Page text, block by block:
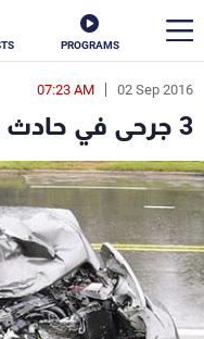
PROGRAMS
02 Sep 2016
07:23 AM
3 جرحى في حادث سير فجرا
en
الأخبار
سياسة
إقتصاد
منوعات